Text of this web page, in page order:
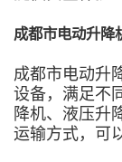
成都市电动升降
成都市电动升
设备，满足不
降机、液压升
运输方式，可